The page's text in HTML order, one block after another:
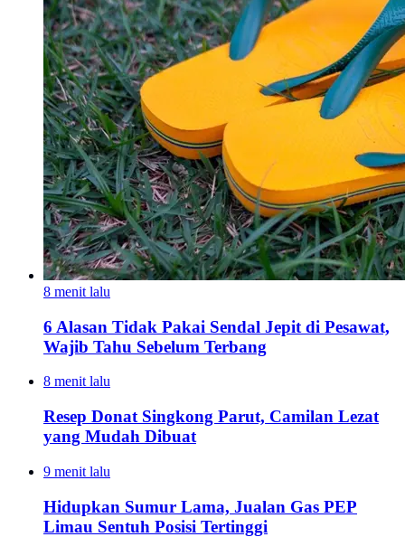
8 menit lalu
6 Alasan Tidak Pakai Sendal Jepit di Pesawat,
Wajib Tahu Sebelum Terbang
8 menit lalu
Resep Donat Singkong Parut, Camilan Lezat
yang Mudah Dibuat
9 menit lalu
Hidupkan Sumur Lama, Jualan Gas PEP
Limau Sentuh Posisi Tertinggi